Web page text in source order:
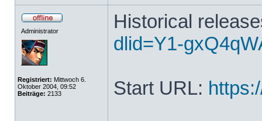
Administrator
Registriert: Mittwoch 6.
Oktober 2004, 09:52
Beiträge: 2133
Historical
dlid=Y1-
Start URL: